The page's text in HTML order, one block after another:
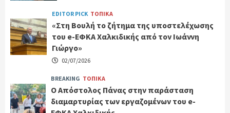
EDITOR PICK ΤΟΠΙΚΑ
«Στη Βουλή το ζήτημα της υποστελέχωσης
του e-ΕΦΚΑ Χαλκιδικής από τον Ιωάννη
Γιώργο»
02/07/2026
BREAKING ΤΟΠΙΚΑ
Ο Απόστολος Πάνας στην παράσταση
διαμαρτυρίας των εργαζομένων του e-